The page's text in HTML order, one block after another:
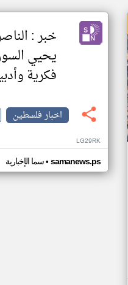
خبر :
يحيي
فكرية وأدبية
اخبار فلسطين
LG29RK
سما الإخبارية• samanews.ps